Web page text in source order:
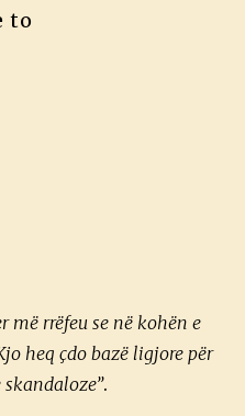
to
më rrëfeu se në kohën e
heq çdo bazë ligjore për
.